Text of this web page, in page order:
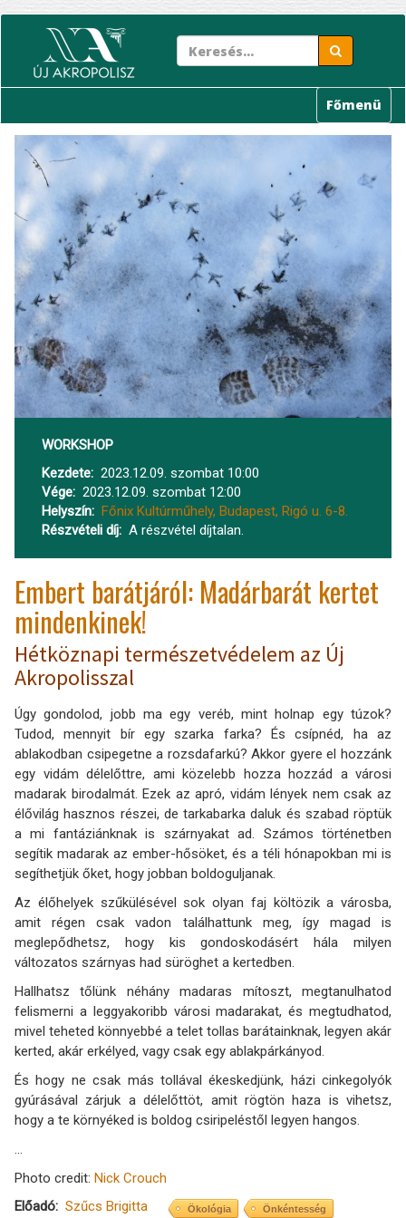
tartalomra
Főmenü
WORKSHOP
Kezdete
2023.12.09. szombat 10:00
Vége
2023.12.09. szombat 12:00
Helyszín
Főnix Kultúrműhely, Budapest, Rigó u. 6-8.
Részvételi díj
A részvétel díjtalan.
Embert barátjáról: Madárbarát kertet
mindenkinek!
Hétköznapi természetvédelem az Új
Akropolisszal
Úgy gondolod, jobb ma egy veréb, mint holnap egy túzok?
Tudod, mennyit bír egy szarka farka? És csípnéd, ha az
ablakodban csipegetne a rozsdafarkú? Akkor gyere el hozzánk
egy vidám délelőttre, ami közelebb hozza hozzád a városi
madarak birodalmát. Ezek az apró, vidám lények nem csak az
élővilág hasznos részei, de tarkabarka daluk és szabad röptük
a mi fantáziánknak is szárnyakat ad. Számos történetben
segítik madarak az ember-hősöket, és a téli hónapokban mi is
segíthetjük őket, hogy jobban boldoguljanak.
Az élőhelyek szűkülésével sok olyan faj költözik a városba,
amit régen csak vadon találhattunk meg, így magad is
meglepődhetsz, hogy kis gondoskodásért hála milyen
változatos szárnyas had süröghet a kertedben.
Hallhatsz tőlünk néhány madaras mítoszt, megtanulhatod
felismerni a leggyakoribb városi madarakat, és megtudhatod,
mivel teheted könnyebbé a telet tollas barátainknak, legyen akár
kerted, akár erkélyed, vagy csak egy ablakpárkányod.
És hogy ne csak más tollával ékeskedjünk, házi cinkegolyók
gyúrásával zárjuk a délelőttöt, amit rögtön haza is vihetsz,
hogy a te környéked is boldog csiripeléstől legyen hangos.
...
Photo credit: Nick Crouch
Előadó
Szűcs Brigitta
Ökológia Önkéntesség